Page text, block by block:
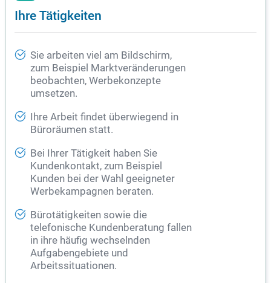
Ihre Tätigkeiten
Sie arbeiten viel am Bildschirm,
zum Beispiel Marktveränderungen
beobachten, Werbekonzepte
umsetzen.
Ihre Arbeit findet überwiegend in
Büroräumen statt.
Bei Ihrer Tätigkeit haben Sie
Kundenkontakt, zum Beispiel
Kunden bei der Wahl geeigneter
Werbekampagnen beraten.
Bürotätigkeiten sowie die
telefonische Kundenberatung fallen
in ihre häufig wechselnden
Aufgabengebiete und
Arbeitssituationen.